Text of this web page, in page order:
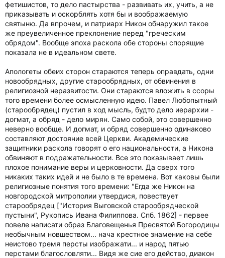
фетишистов, то дело пастырства - развивать их, учить, а не
приказывать и оскорблять хотя бы и воображаемую
святыню. Да впрочем, и патриарх Никон обнаружил такое
же преувеличенное преклонение перед "греческим
обрядом". Вообще эпоха раскола обе стороны спорящие
показала не в идеальном свете.
Апологеты обеих сторон стараются теперь оправдать, одни
новообрядных, другие старообрядных, от обвинения в
религиозной неразвитости. Они стараются вложить в ссоры
того времени более осмысленную идею. Павел Любопытный
(старообрядец) пустил в ход мысль, будто дело иерархии -
догмат, а обряд - дело мирян. Само собой, это совершенно
неверно вообще. И догмат, и обряд совершенно одинаково
составляют достояние всей Церкви. Академические
защитники раскола говорят о его национальности, а Никона
обвиняют в подражательности. Все это показывает лишь
плохое понимание веры и церковности. Да сверх того
никаких таких идей и не было в те времена. Вот каковы были
религиозные понятия того времени: "Егда же Никон на
новгородской митрополии утвердися, повествует
старообрядец ["История Выговской старообрядческой
пустыни", Рукопись Ивана Филиппова. Спб. 1862] - первее
повеле написати образ Благовещенья Пресвятой Богородицы
необычным новшеством... нача крестное знамение на себе
неистово тремя персты изображати... и народ пятью
перстами благословляти... Видя же сие его действо, диакон